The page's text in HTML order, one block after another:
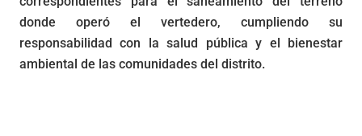
donde operó el vertedero, cumpliendo su
responsabilidad con la salud pública y el bienestar
ambiental de las comunidades del distrito.